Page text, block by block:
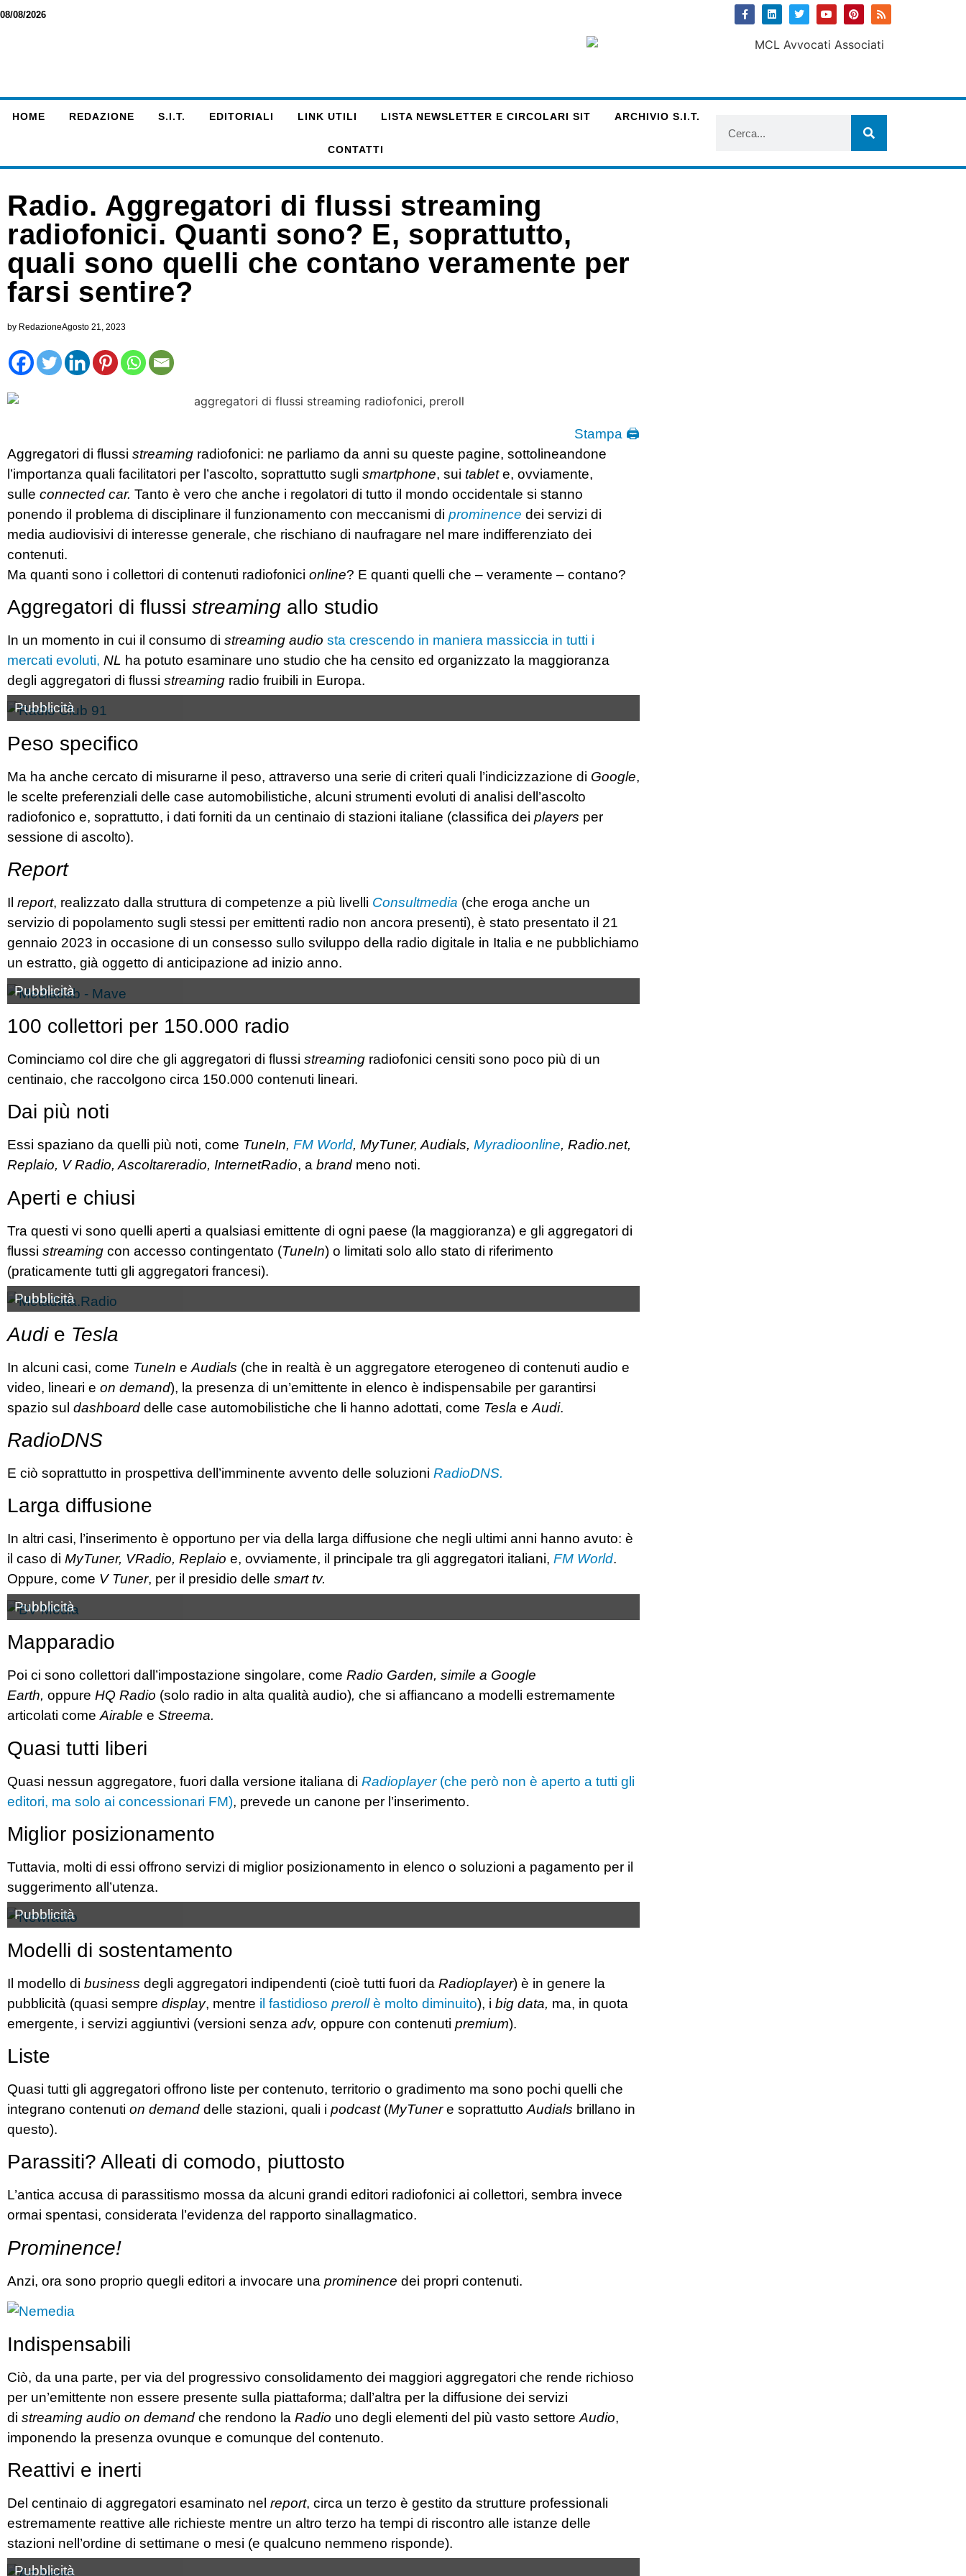
08/08/2026
HOME REDAZIONE S.I.T. EDITORIALI LINK UTILI LISTA NEWSLETTER E CIRCOLARI SIT ARCHIVIO S.I.T.
CONTATTI
Radio. Aggregatori di flussi streaming
radiofonici. Quanti sono? E, soprattutto,
quali sono quelli che contano veramente per
farsi sentire?
by RedazioneAgosto 21, 2023
Stampa 🖨
Aggregatori di flussi streaming radiofonici: ne parliamo da anni su queste pagine, sottolineandone
l’importanza quali facilitatori per l’ascolto, soprattutto sugli smartphone, sui tablete, ovviamente,
sulle connected car. Tanto è vero che anche i regolatori di tutto il mondo occidentale si stanno
ponendo il problema di disciplinare il funzionamento con meccanismi di prominence dei servizi di
media audiovisivi di interesse generale, che rischiano di naufragare nel mare indifferenziato dei
contenuti.
Ma quanti sono i collettori di contenuti radiofonici online? E quanti quelli che – veramente – contano?
Aggregatori di flussi streaming allo studio
In un momento in cui il consumo di streaming audio sta crescendo in maniera massiccia in tutti i
mercati evoluti, NL ha potuto esaminare uno studio che ha censito ed organizzato la maggioranza
degli aggregatori di flussi streaming radio fruibili in Europa.
Pubblicità
Peso specifico
Ma ha anche cercato di misurarne il peso, attraverso una serie di criteri quali l’indicizzazione di Google,
le scelte preferenziali delle case automobilistiche, alcuni strumenti evoluti di analisi dell’ascolto
radiofonico e, soprattutto, i dati forniti da un centinaio di stazioni italiane (classifica dei players per
sessione di ascolto).
Report
Il report, realizzato dalla struttura di competenze a più livelli Consultmedia (che eroga anche un
servizio di popolamento sugli stessi per emittenti radio non ancora presenti), è stato presentato il 21
gennaio 2023 in occasione di un consesso sullo sviluppo della radio digitale in Italia e ne pubblichiamo
un estratto, già oggetto di anticipazione ad inizio anno.
Pubblicità
100 collettori per 150.000 radio
Cominciamo col dire che gli aggregatori di flussi streaming radiofonici censiti sono poco più di un
centinaio, che raccolgono circa 150.000 contenuti lineari.
Dai più noti
Essi spaziano da quelli più noti, come TuneIn, FM World, MyTuner, Audials, Myradioonline, Radio.net,
Replaio, V Radio, Ascoltareradio, InternetRadio, a brand meno noti.
Aperti e chiusi
Tra questi vi sono quelli aperti a qualsiasi emittente di ogni paese (la maggioranza) e gli aggregatori di
flussi streaming con accesso contingentato (TuneIn) o limitati solo allo stato di riferimento
(praticamente tutti gli aggregatori francesi).
Pubblicità
Audie Tesla
In alcuni casi, come TuneIn e Audials (che in realtà è un aggregatore eterogeneo di contenuti audio e
video, lineari e on demand), la presenza di un’emittente in elenco è indispensabile per garantirsi
spazio sul dashboard delle case automobilistiche che li hanno adottati, come Tesla e Audi.
RadioDNS
E ciò soprattutto in prospettiva dell’imminente avvento delle soluzioni RadioDNS.
Larga diffusione
In altri casi, l’inserimento è opportuno per via della larga diffusione che negli ultimi anni hanno avuto: è
il caso di MyTuner, VRadio, Replaio e, ovviamente, il principale tra gli aggregatori italiani, FM World.
Oppure, come V Tuner, per il presidio delle smart tv.
Pubblicità
Mapparadio
Poi ci sono collettori dall’impostazione singolare, come Radio Garden, simile a Google
Earth, oppure HQ Radio (solo radio in alta qualità audio), che si affiancano a modelli estremamente
articolati come Airable e Streema.
Quasi tutti liberi
Quasi nessun aggregatore, fuori dalla versione italiana di Radioplayer(che però non è aperto a tutti gli
editori, ma solo ai concessionari FM), prevede un canone per l’inserimento.
Miglior posizionamento
Tuttavia, molti di essi offrono servizi di miglior posizionamento in elenco o soluzioni a pagamento per il
suggerimento all’utenza.
Pubblicità
Modelli di sostentamento
Il modello di business degli aggregatori indipendenti (cioè tutti fuori da Radioplayer) è in genere la
pubblicità (quasi sempre display, mentre il fastidioso prerollè molto diminuito), i big data, ma, in quota
emergente, i servizi aggiuntivi (versioni senza adv, oppure con contenuti premium).
Liste
Quasi tutti gli aggregatori offrono liste per contenuto, territorio o gradimento ma sono pochi quelli che
integrano contenuti on demand delle stazioni, quali i podcast(MyTunere soprattutto Audials brillano in
questo).
Parassiti? Alleati di comodo, piuttosto
L’antica accusa di parassitismo mossa da alcuni grandi editori radiofonici ai collettori, sembra invece
ormai spentasi, considerata l’evidenza del rapporto sinallagmatico.
Prominence!
Anzi, ora sono proprio quegli editori a invocare una prominence dei propri contenuti.
Indispensabili
Ciò, da una parte, per via del progressivo consolidamento dei maggiori aggregatori che rende richioso
per un’emittente non essere presente sulla piattaforma; dall’altra per la diffusione dei servizi
di streaming audio on demand che rendono la Radio uno degli elementi del più vasto settore Audio,
imponendo la presenza ovunque e comunque del contenuto.
Reattivi e inerti
Del centinaio di aggregatori esaminato nel report, circa un terzo è gestito da strutture professionali
estremamente reattive alle richieste mentre un altro terzo ha tempi di riscontro alle istanze delle
stazioni nell’ordine di settimane o mesi (e qualcuno nemmeno risponde).
Pubblicità